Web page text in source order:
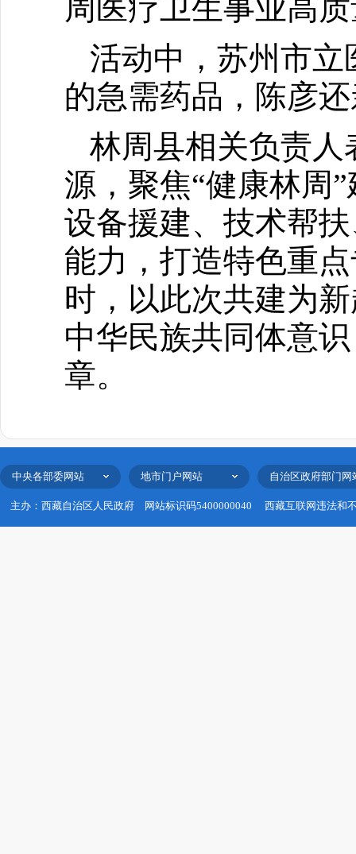
周医疗卫生事业高
活动中，苏州市
的急需药品，陈彦
林周县相关负责
源，聚焦“健康林周
设备援建、技术帮
能力，打造特色重
时，以此次共建为
中华民族共同体意
章。
中央各部委网站 地市门户网站 自治区政府部门网
主办：西藏自治区人民政府 网站标识码5400000040 西藏互联网违法和